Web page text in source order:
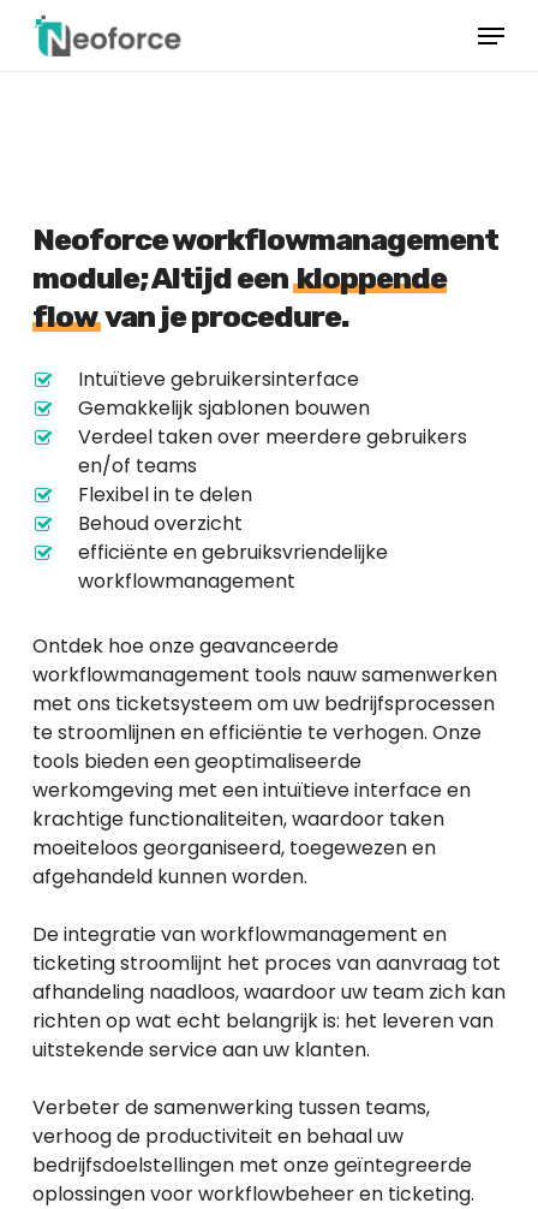
Overslaan
naar
Menu
Neoforce workflowmanagement
module; Altijd een kloppende
flowvan je procedure.
Intuïtieve gebruikersinterface
Gemakkelijk sjablonen bouwen
Verdeel taken over meerdere gebruikers
en/of teams
Flexibel in te delen
Behoud overzicht
efficiënte en gebruiksvriendelijke
workflowmanagement
Ontdek hoe onze geavanceerde
workflowmanagement tools nauw samenwerken
met ons ticketsysteem om uw bedrijfsprocessen
te stroomlijnen en efficiëntie te verhogen. Onze
tools bieden een geoptimaliseerde
werkomgeving met een intuïtieve interface en
krachtige functionaliteiten, waardoor taken
moeiteloos georganiseerd, toegewezen en
afgehandeld kunnen worden.
De integratie van workflowmanagement en
ticketing stroomlijnt het proces van aanvraag tot
afhandeling naadloos, waardoor uw team zich kan
richten op wat echt belangrijk is: het leveren van
uitstekende service aan uw klanten.
Verbeter de samenwerking tussen teams,
verhoog de productiviteit en behaal uw
bedrijfsdoelstellingen met onze geïntegreerde
oplossingen voor workflowbeheer en ticketing.